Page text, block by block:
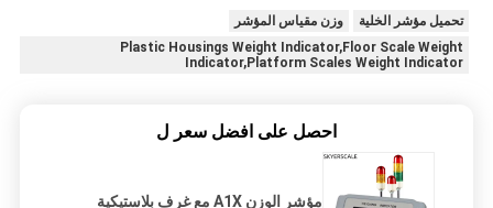
تحميل مؤشر الخلية
وزن مقياس المؤشر
Plastic Housings Weight Indicator,Floor Scale Weight
Indicator,Platform Scales Weight Indicator
احصل على افضل سعر ل
مؤشر الوزن A1X مع غرف بلاستيكية